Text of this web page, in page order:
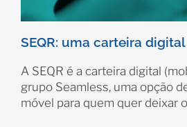
SEQR: uma carteira
A SEQR é a carteira digital
grupo Seamless, uma opção
móvel para quem quer deixar